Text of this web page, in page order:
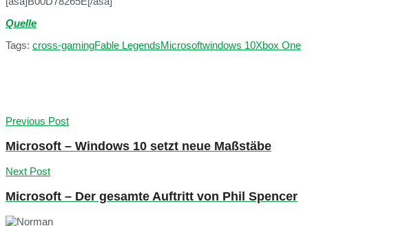
Quelle
Tags: cross-gamingFable LegendsMicrosoftwindows 10Xbox One
Previous Post
Microsoft – Windows 10 setzt neue Maßstäbe
Next Post
Microsoft – Der gesamte Auftritt von Phil Spencer